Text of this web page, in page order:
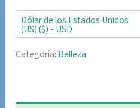
de clientes
Dólar de los Estados Unidos
(US) ($) - USD
Categoría: Belleza